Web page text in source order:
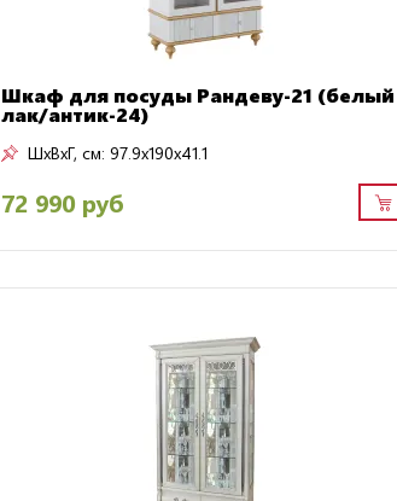
Шкаф для посуды Рандеву-21 (белый
лак/антик-24)
ШxВxГ, см: 97.9x190x41.1
72 990 руб